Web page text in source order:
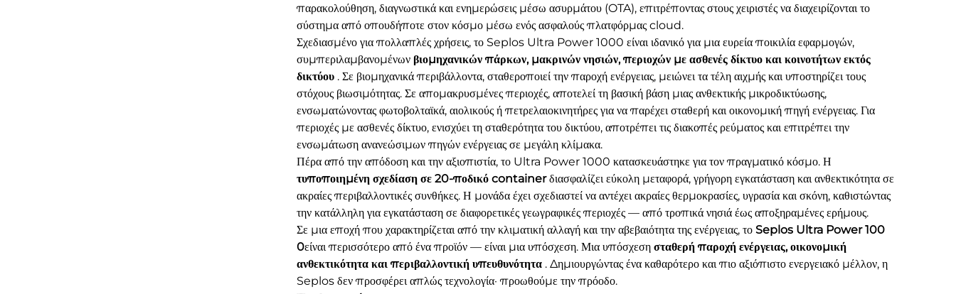
παρακολούθηση, διαγνωστικά και ενημερώσεις μέσω ασυρμάτου (OTA), επιτρέποντας στους χειριστές να διαχειρίζονται το
σύστημα από οπουδήποτε στον κόσμο μέσω ενός ασφαλούς πλατφόρμας cloud.
Σχεδιασμένο για πολλαπλές χρήσεις, το Seplos Ultra Power 1000 είναι ιδανικό για μια ευρεία ποικιλία εφαρμογών,
συμπεριλαμβανομένων βιομηχανικών πάρκων, μακρινών νησιών, περιοχών με ασθενές δίκτυο και κοινοτήτων εκτός
δικτύου . Σε βιομηχανικά περιβάλλοντα, σταθεροποιεί την παροχή ενέργειας, μειώνει τα τέλη αιχμής και υποστηρίζει τους
στόχους βιωσιμότητας. Σε απομακρυσμένες περιοχές, αποτελεί τη βασική βάση μιας ανθεκτικής μικροδικτύωσης,
ενσωματώνοντας φωτοβολταϊκά, αιολικούς ή πετρελαιοκινητήρες για να παρέχει σταθερή και οικονομική πηγή ενέργειας. Για
περιοχές με ασθενές δίκτυο, ενισχύει τη σταθερότητα του δικτύου, αποτρέπει τις διακοπές ρεύματος και επιτρέπει την
ενσωμάτωση ανανεώσιμων πηγών ενέργειας σε μεγάλη κλίμακα.
Πέρα από την απόδοση και την αξιοπιστία, το Ultra Power 1000 κατασκευάστηκε για τον πραγματικό κόσμο. Η
τυποποιημένη σχεδίαση σε 20-ποδικό containerδιασφαλίζει εύκολη μεταφορά, γρήγορη εγκατάσταση και ανθεκτικότητα σε
ακραίες περιβαλλοντικές συνθήκες. Η μονάδα έχει σχεδιαστεί να αντέχει ακραίες θερμοκρασίες, υγρασία και σκόνη, καθιστώντας
την κατάλληλη για εγκατάσταση σε διαφορετικές γεωγραφικές περιοχές — από τροπικά νησιά έως αποξηραμένες ερήμους.
Σε μια εποχή που χαρακτηρίζεται από την κλιματική αλλαγή και την αβεβαιότητα της ενέργειας, το Seplos Ultra Power 100
0είναι περισσότερο από ένα προϊόν — είναι μια υπόσχεση. Μια υπόσχεση σταθερή παροχή ενέργειας, οικονομική
ανθεκτικότητα και περιβαλλοντική υπευθυνότητα . Δημιουργώντας ένα καθαρότερο και πιο αξιόπιστο ενεργειακό μέλλον, η
Seplos δεν προσφέρει απλώς τεχνολογία· προωθούμε την πρόοδο.